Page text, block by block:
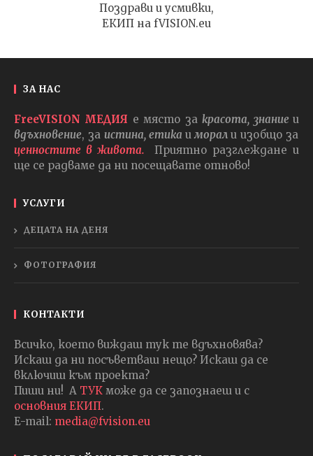
Поздрави и усмивки,
ЕКИП на fVISION.eu
ЗА НАС
FreeVISION МЕДИЯ е място закрасота, знаниеи
вдъхновение, за истина, етика и морали изобщо за
ценностите в живота.
Приятно разглеждане и
ще се радваме да ни посещавате отново!
УСЛУГИ
ДЕЦАТА НА ДЕНЯ
ФОТОГРАФИЯ
КОНТАКТИ
Всичко, което виждаш тук те вдъхновява?
Искаш да ни посъветваш нещо? Искаш да се
включиш към проекта?
Пиши ни! А ТУК може да се запознаеш и с
основния ЕКИП.
E-mail: media@fvision.eu